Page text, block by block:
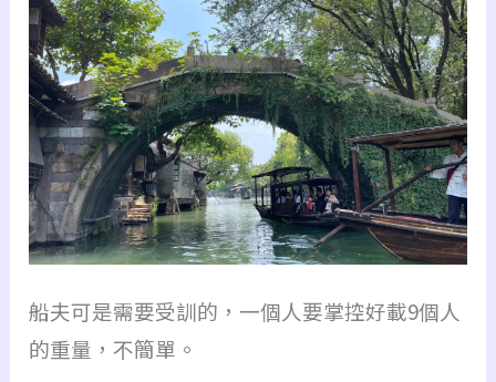
船夫可是需要受訓的，一個人要掌控好載9個人
的重量，不簡單。